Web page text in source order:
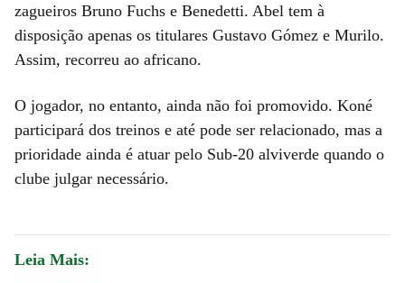
zagueiros Bruno Fuchs e Benedetti. Abel tem à
disposição apenas os titulares Gustavo Gómez e Murilo.
Assim, recorreu ao africano.
O jogador, no entanto, ainda não foi promovido. Koné
participará dos treinos e até pode ser relacionado, mas a
prioridade ainda é atuar pelo Sub-20 alviverde quando o
clube julgar necessário.
Leia Mais: